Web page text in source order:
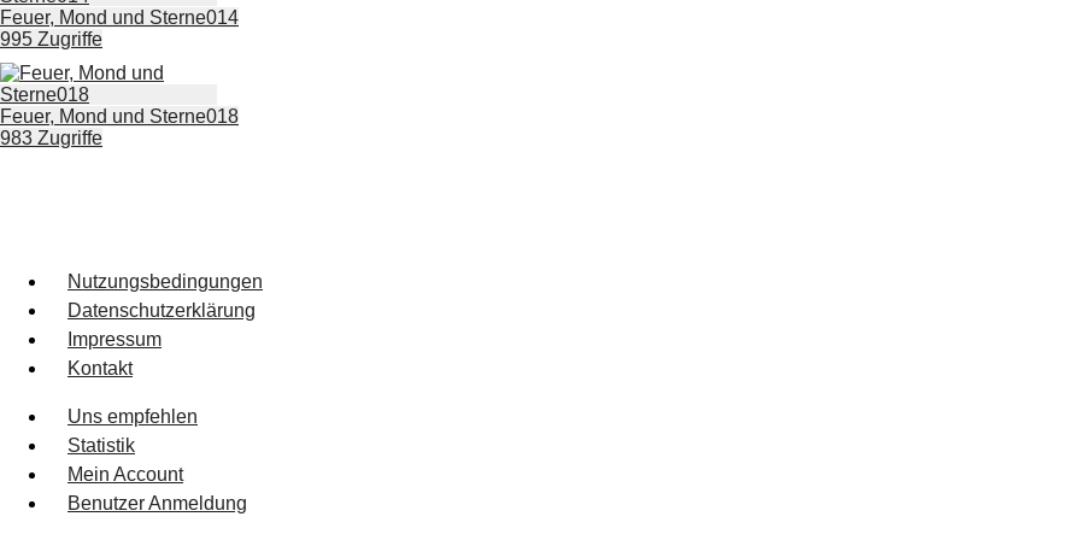
Feuer, Mond und Sterne014
995 Zugriffe
Feuer, Mond und Sterne018
983 Zugriffe
Nutzungsbedingungen
Datenschutzerklärung
Impressum
Kontakt
Uns empfehlen
Statistik
Mein Account
Benutzer Anmeldung